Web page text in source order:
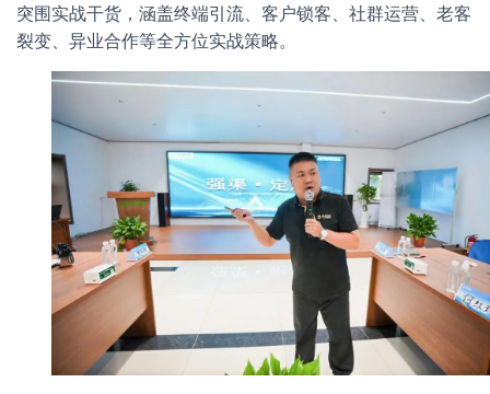
突围实战干货，涵盖终端引流、客户锁客、社群运营、老客
裂变、异业合作等全方位实战策略。